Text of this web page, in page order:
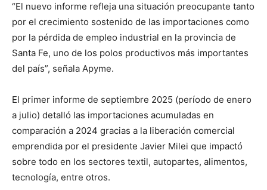
“El nuevo informe refleja una situación preocupante tanto
por el crecimiento sostenido de las importaciones como
por la pérdida de empleo industrial en la provincia de
Santa Fe, uno de los polos productivos más importantes
del país”, señala Apyme.
El primer informe de septiembre 2025 (período de enero
a julio) detalló las importaciones acumuladas en
comparación a 2024 gracias a la liberación comercial
emprendida por el presidente Javier Milei que impactó
sobre todo en los sectores textil, autopartes, alimentos,
tecnología, entre otros.